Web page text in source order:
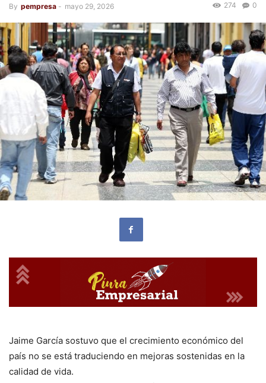
By pempresa - mayo 29, 2026 0
274
Jaime García sostuvo que el crecimiento económico del
país no se está traduciendo en mejoras sostenidas en la
calidad de vida.